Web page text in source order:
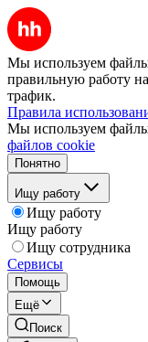
Мы используем
правильную работу
трафик.
Правила
Мы используем
файлов cookie
Понятно
Ищу работу
Ищу работу
Ищу работу
Ищу сотрудника
Сервисы
Помощь
Ещё
Поиск